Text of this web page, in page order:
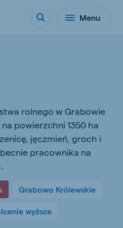
Menu
rolnego w Grabowie
powierzchni 1350 ha
jęczmień, groch i
pracownika na
Grabowo Królewskie
wyższe